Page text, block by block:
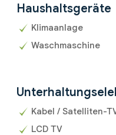
Haushaltsgeräte
Klimaanlage
Waschmaschine
Kabel / Satelliten-
LCD TV